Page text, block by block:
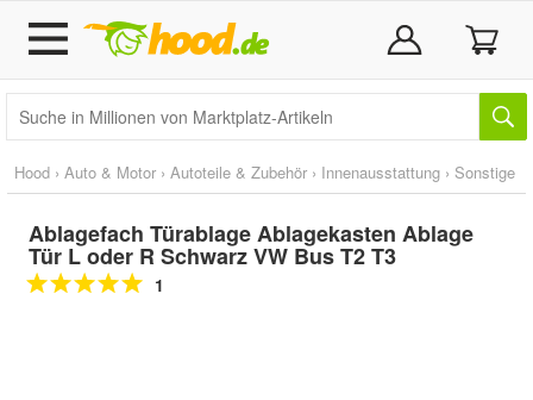
Hood › Auto & Motor › Autoteile & Zubehör › Innenausstattung › Sonstige
Ablagefach Türablage Ablagekasten Ablage
Tür L oder R Schwarz VW Bus T2 T3
1